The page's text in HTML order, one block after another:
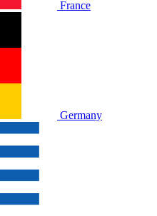
France
Germany